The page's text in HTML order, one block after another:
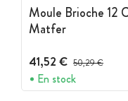
Moule Brioche 12
Matfer
41,52 € Prix avant
50,29 €
En stock